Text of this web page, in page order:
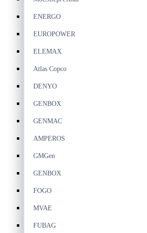
ENERGO
EUROPOWER
ELEMAX
Atlas Copco
DENYO
GENBOX
GENMAC
AMPEROS
GMGen
GENBOX
FOGO
MVAE
FUBAG